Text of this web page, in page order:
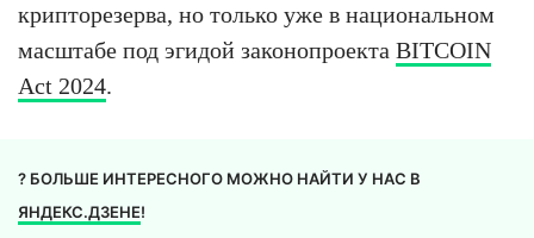
крипторезерва, но только уже в национальном
масштабе под эгидой законопроекта BITCOIN
Act 2024.
? БОЛЬШЕ ИНТЕРЕСНОГО МОЖНО НАЙТИ У НАС В
ЯНДЕКС.ДЗЕНЕ!